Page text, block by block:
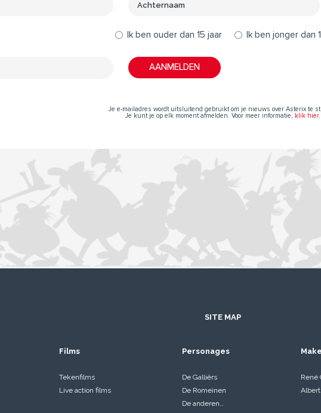
Ik ben ouder dan 15 jaar Ik ben jonger dan
Je e-mailadres wordt uitsluitend gebruikt om je nieuws over Asterix te
Je kunt je op elk moment afmelden. Voor meer informatie,
klik hier.
SITE MAP
Films
Tekenfilms
Live action films
Personages
De Galliërs
De Romeinen
De anderen…
René